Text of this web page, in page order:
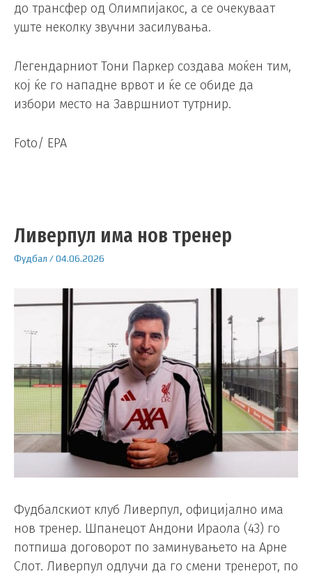
до трансфер од Олимпијакос, а се очекуваат
уште неколку звучни засилувања.
Легендарниот Тони Паркер создава моќен тим,
кој ќе го нападне врвот и ќе се обиде да
избори место на Завршниот тутрнир.
Foto/ EPA
Ливерпул има нов тренер
Фудбал /04.06.2026
Фудбалскиот клуб Ливерпул, официјално има
нов тренер. Шпанецот Андони Ираола (43) го
потпиша договорот по заминувањето на Арне
Слот. Ливерпул одлучи да го смени тренерот, по